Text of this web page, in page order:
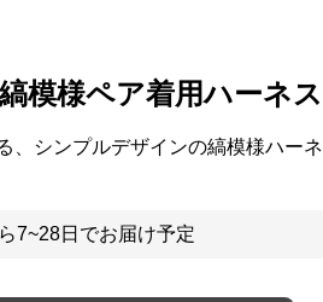
模様ペア着用ハーネス
、シンプルデザインの縞模様ハーネ
7~28日でお届け予定